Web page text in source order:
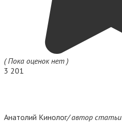
( Пока оценок нет )
3 201
Анатолий Кинолог/ автор статьи